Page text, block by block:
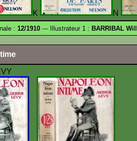
K N
: 12/1910 --- Illustrateur 1 : BARRIBAL